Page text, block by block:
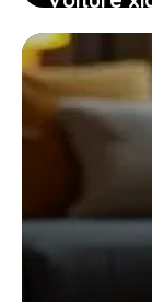
un duo
23 février